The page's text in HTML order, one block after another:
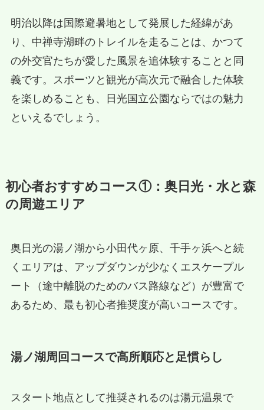
明治以降は国際避暑地として発展した経緯があ
り、中禅寺湖畔のトレイルを走ることは、かつて
の外交官たちが愛した風景を追体験することと同
義です。スポーツと観光が高次元で融合した体験
を楽しめることも、日光国立公園ならではの魅力
といえるでしょう。
初心者おすすめコース①：奥日光・水と森
の周遊エリア
奥日光の湯ノ湖から小田代ヶ原、千手ヶ浜へと続
くエリアは、アップダウンが少なくエスケープル
ート（途中離脱のためのバス路線など）が豊富で
あるため、最も初心者推奨度が高いコースです。
湯ノ湖周回コースで高所順応と足慣らし
スタート地点として推奨されるのは湯元温泉で